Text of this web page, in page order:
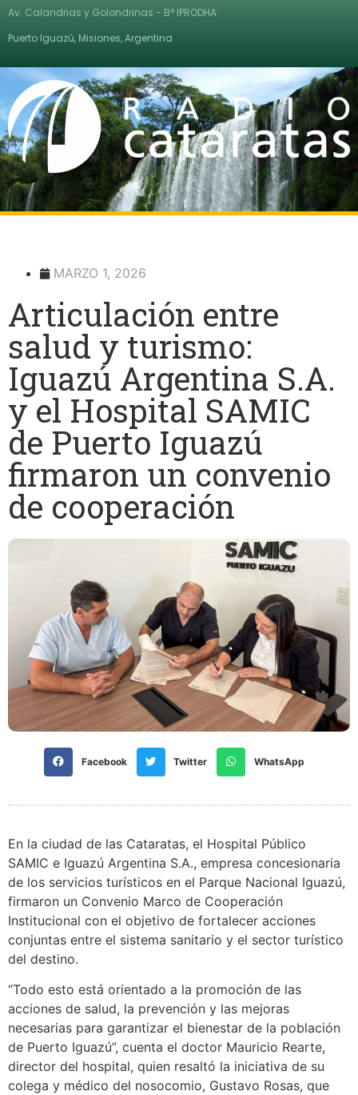
Av. Calandrias y Golondrinas - B° IPRODHA
Puerto Iguazú, Misiones, Argentina
MARZO 1, 2026
Articulación entre
salud y turismo:
Iguazú Argentina S.A.
y el Hospital SAMIC
de Puerto Iguazú
firmaron un convenio
de cooperación
Facebook Twitter WhatsApp
En la ciudad de las Cataratas, el Hospital Público
SAMIC e Iguazú Argentina S.A., empresa concesionaria
de los servicios turísticos en el Parque Nacional Iguazú,
firmaron un Convenio Marco de Cooperación
Institucional con el objetivo de fortalecer acciones
conjuntas entre el sistema sanitario y el sector turístico
del destino.
“Todo esto está orientado a la promoción de las
acciones de salud, la prevención y las mejoras
necesarias para garantizar el bienestar de la población
de Puerto Iguazú”, cuenta el doctor Mauricio Rearte,
director del hospital, quien resaltó la iniciativa de su
colega y médico del nosocomio, Gustavo Rosas, que